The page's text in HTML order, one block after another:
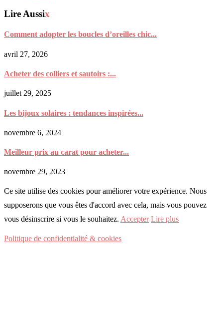
Lire Aussix
Comment adopter les boucles d’oreilles chic...
avril 27, 2026
Acheter des colliers et sautoirs :...
juillet 29, 2025
Les bijoux solaires : tendances inspirées...
novembre 6, 2024
Meilleur prix au carat pour acheter...
novembre 29, 2023
Ce site utilise des cookies pour améliorer votre expérience. Nous
supposerons que vous êtes d'accord avec cela, mais vous pouvez
vous désinscrire si vous le souhaitez. Accepter Lire plus
Politique de confidentialité & cookies